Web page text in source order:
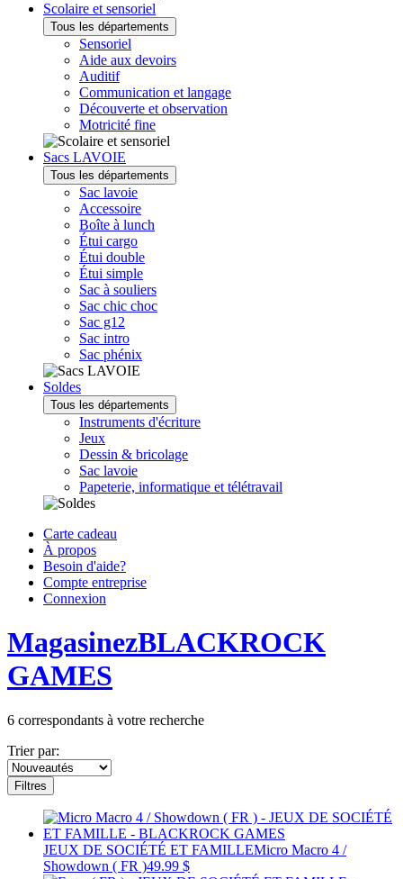
Scolaire et sensoriel
Tous les départements
Sensoriel
Aide aux devoirs
Auditif
Communication et langage
Découverte et observation
Motricité fine
Sacs LAVOIE
Tous les départements
Sac lavoie
Accessoire
Boîte à lunch
Étui cargo
Étui double
Étui simple
Sac à souliers
Sac chic choc
Sac g12
Sac intro
Sac phénix
Soldes
Tous les départements
Instruments d'écriture
Jeux
Dessin & bricolage
Sac lavoie
Papeterie, informatique et télétravail
Carte cadeau
À propos
Besoin d'aide?
Compte entreprise
Connexion
MagasinezBLACKROCK
GAMES
6 correspondants à votre recherche
Trier par:
Filtres
JEUX DE SOCIÉTÉ ET FAMILLEMicro Macro 4 /
Showdown ( FR )49.99 $